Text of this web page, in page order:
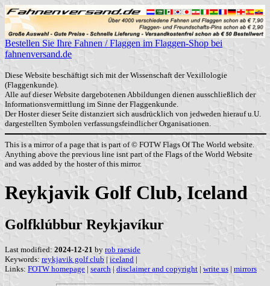
Bestellen Sie Ihre Fahnen / Flaggen im Flaggen-Shop bei
fahnenversand.de
Diese Website beschäftigt sich mit der Wissenschaft der Vexillologie
(Flaggenkunde).
Alle auf dieser Website dargebotenen Abbildungen dienen ausschließlich der
Informationsvermittlung im Sinne der Flaggenkunde.
Der Hoster dieser Seite distanziert sich ausdrücklich von jedweden hierauf u.U.
dargestellten Symbolen verfassungsfeindlicher Organisationen.
This is a mirror of a page that is part of © FOTW Flags Of The World website.
Anything above the previous line isnt part of the Flags of the World Website
and was added by the hoster of this mirror.
Reykjavik Golf Club, Iceland
Golfklúbbur Reykjavíkur
Last modified: 2024-12-21 by rob raeside
Keywords: reykjavik golf club | iceland |
Links: FOTW homepage | search | disclaimer and copyright | write us | mirrors